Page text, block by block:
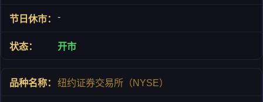
-
开市
纽约证券交易所（NYSE）